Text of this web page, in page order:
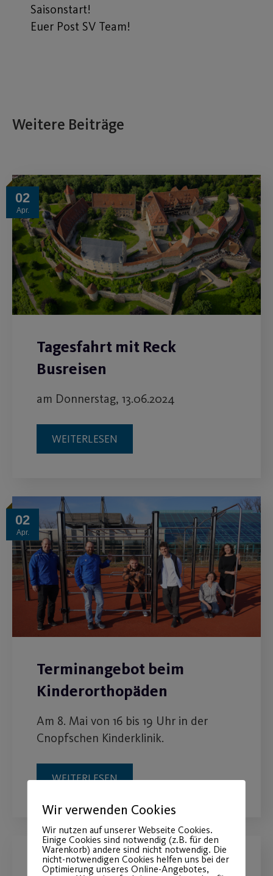
Saisonstart!
Euer Post SV Team!
Weitere Beiträge
02
Apr.
Tagesfahrt mit Reck
Busreisen
am Donnerstag, 13.06.2024
WEITERLESEN
02
Apr.
Terminangebot beim
Kinderorthopäden
Am 8. Mai von 16 bis 19 Uhr in der
Cnopfschen Kinderklinik.
WEITERLESEN
Wir verwenden Cookies
Wir nutzen auf unserer Webseite Cookies.
Einige Cookies sind notwendig (z.B. für den
Warenkorb) andere sind nicht notwendig. Die
nicht-notwendigen Cookies helfen uns bei der
Optimierung unseres Online-Angebotes,